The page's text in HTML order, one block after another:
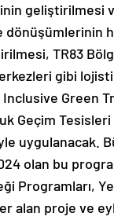
geliştirilmesi
TR83
gibi
Inclusive Green
Geçim
uygulanacak.
olan bu
Programları,
alan proje ve